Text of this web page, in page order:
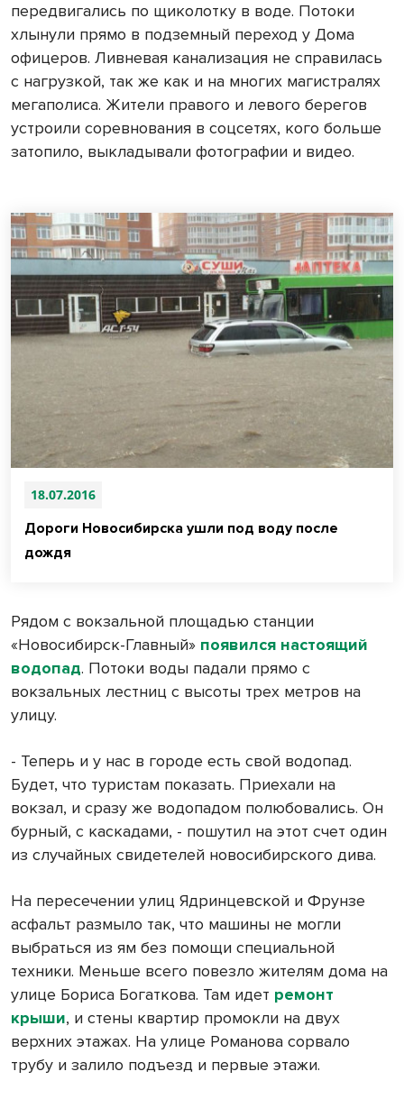
передвигались по щиколотку в воде. Потоки
хлынули прямо в подземный переход у Дома
офицеров. Ливневая канализация не справилась
с нагрузкой, так же как и на многих магистралях
мегаполиса. Жители правого и левого берегов
устроили соревнования в соцсетях, кого больше
затопило, выкладывали фотографии и видео.
18.07.2016
Дороги Новосибирска ушли под воду после
дождя
Рядом с вокзальной площадью станции
«Новосибирск-Главный» появился настоящий
водопад. Потоки воды падали прямо с
вокзальных лестниц с высоты трех метров на
улицу.
- Теперь и у нас в городе есть свой водопад.
Будет, что туристам показать. Приехали на
вокзал, и сразу же водопадом полюбовались. Он
бурный, с каскадами, - пошутил на этот счет один
из случайных свидетелей новосибирского дива.
На пересечении улиц Ядринцевской и Фрунзе
асфальт размыло так, что машины не могли
выбраться из ям без помощи специальной
техники. Меньше всего повезло жителям дома на
улице Бориса Богаткова. Там идет ремонт
крыши, и стены квартир промокли на двух
верхних этажах. На улице Романова сорвало
трубу и залило подъезд и первые этажи.